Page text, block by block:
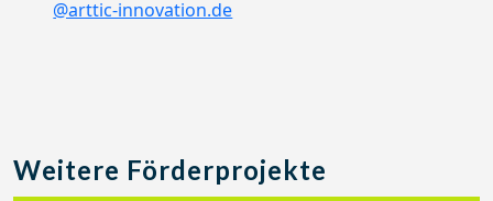
@arttic-innovation.de
Weitere Förderprojekte